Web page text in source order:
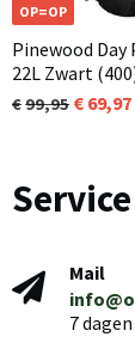
OP=OP
Pinewood Day
22L Zwart
99,95 69,97
Mail
7